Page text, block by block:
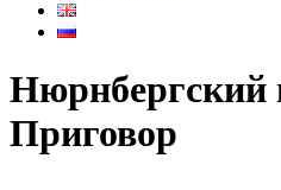
Нюрнбергский
Приговор